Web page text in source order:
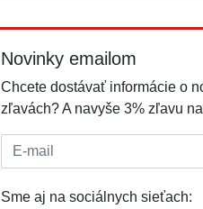
Novinky emailom
Chcete dostávať informácie o
zľavách? A navyše 3% zľavu
E-mail:
Sme aj na sociálnych sieťach: